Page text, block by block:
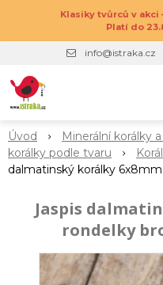
Klasiky tvůrců v akci
Platí do
info@istraka.cz
Úvod Minerální korálky
korálky podle tvaru
dalmatinský korálky
Jaspis
rondelky